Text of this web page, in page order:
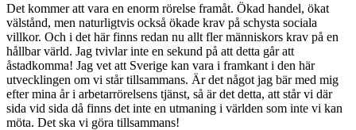
Det kommer att vara en enorm rörelse framåt. Ökad handel, ökat
välstånd, men naturligtvis också ökade krav på schysta sociala
villkor. Och i det här finns redan nu allt fler människors krav på en
hållbar värld. Jag tvivlar inte en sekund på att detta går att
åstadkomma! Jag vet att Sverige kan vara i framkant i den här
utvecklingen om vi står tillsammans. Är det något jag bär med mig
efter mina år i arbetarrörelsens tjänst, så är det detta, att står vi där
sida vid sida då finns det inte en utmaning i världen som inte vi kan
möta. Det ska vi göra tillsammans!